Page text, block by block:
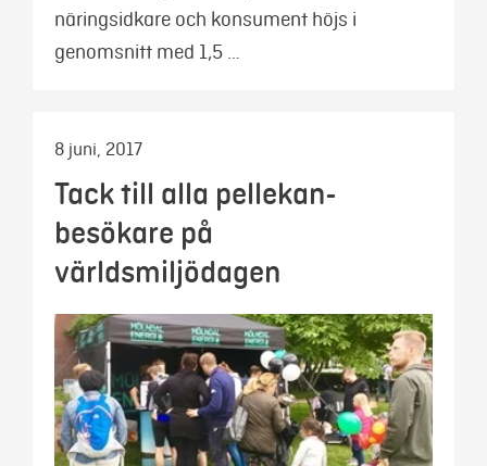
näringsidkare och konsument höjs i
genomsnitt med 1,5 …
8 juni, 2017
Tack till alla pellekan-
besökare på
världsmiljödagen